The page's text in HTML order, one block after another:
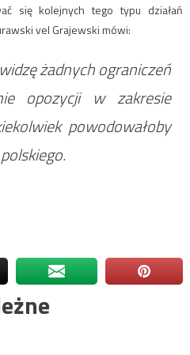
się kolejnych tego typu działań
vel Grajewski mówi:
żadnych ograniczeń
opozycji w zakresie
powodowałoby